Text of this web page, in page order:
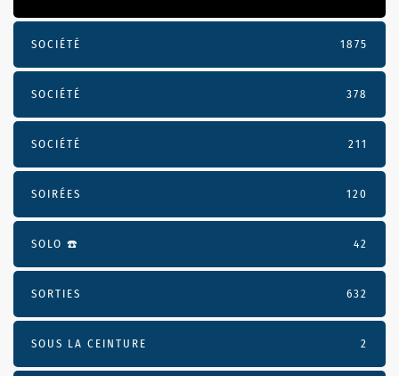
SOCIÉTÉ 1875
SOCIÉTÉ 378
SOCIÉTÉ 211
SOIRÉES 120
SOLO ☎️ 42
SORTIES 632
SOUS LA CEINTURE 2